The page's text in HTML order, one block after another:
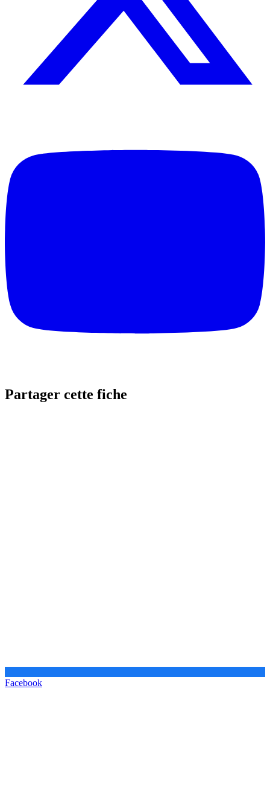
Partager cette fiche
Facebook